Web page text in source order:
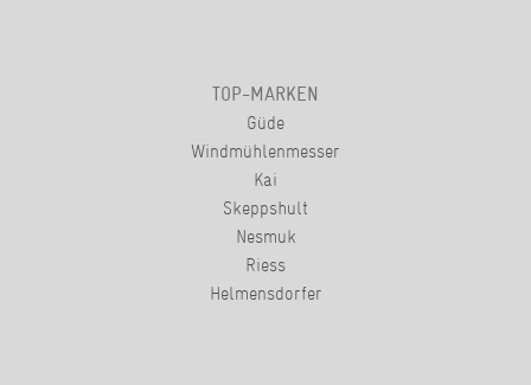
TOP-MARKEN
Güde
Windmühlenmesser
Kai
Skeppshult
Nesmuk
Riess
Helmensdorfer